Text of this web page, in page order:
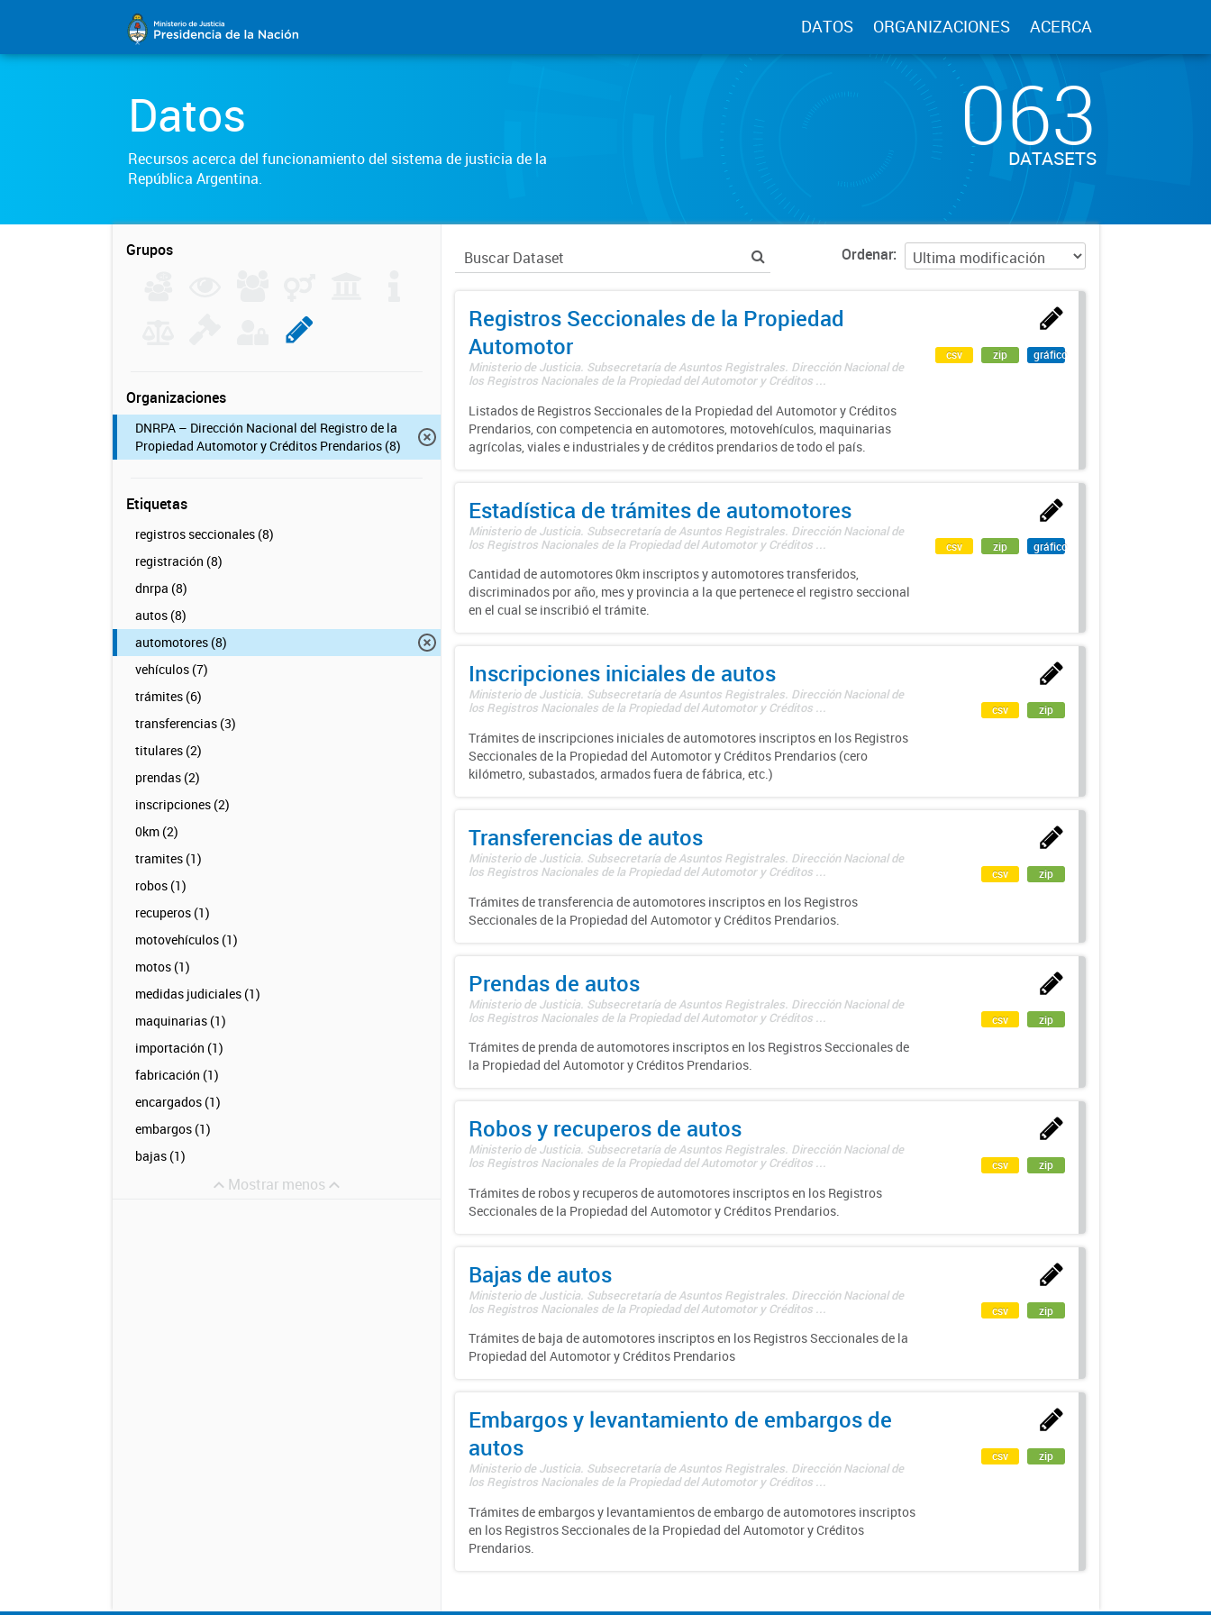
DATOS ORGANIZACIONES ACERCA
Datos
Recursos acerca del funcionamiento del sistema de justicia de la
República Argentina.
063
DATASETS
Grupos
Organizaciones
DNRPA – Dirección Nacional del Registro de la
Propiedad Automotor y Créditos Prendarios (8)
Etiquetas
registros seccionales (8)
registración (8)
dnrpa (8)
autos (8)
automotores (8)
vehículos (7)
trámites (6)
transferencias (3)
titulares (2)
prendas (2)
inscripciones (2)
0km (2)
tramites (1)
robos (1)
recuperos (1)
motovehículos (1)
motos (1)
medidas judiciales (1)
maquinarias (1)
importación (1)
fabricación (1)
encargados (1)
embargos (1)
bajas (1)
Mostrar menos
Ordenar
Registros Seccionales de la Propiedad
Automotor
Ministerio de Justicia. Subsecretaría de Asuntos Registrales. Dirección Nacional de
los Registros Nacionales de la Propiedad del Automotor y Créditos ...
Listados de Registros Seccionales de la Propiedad del Automotor y Créditos
Prendarios, con competencia en automotores, motovehículos, maquinarias
agrícolas, viales e industriales y de créditos prendarios de todo el país.
csv zip gráfico
Estadística de trámites de automotores
Ministerio de Justicia. Subsecretaría de Asuntos Registrales. Dirección Nacional de
los Registros Nacionales de la Propiedad del Automotor y Créditos ...
Cantidad de automotores 0km inscriptos y automotores transferidos,
discriminados por año, mes y provincia a la que pertenece el registro seccional
en el cual se inscribió el trámite.
csv zip gráfico
Inscripciones iniciales de autos
Ministerio de Justicia. Subsecretaría de Asuntos Registrales. Dirección Nacional de
los Registros Nacionales de la Propiedad del Automotor y Créditos ...
Trámites de inscripciones iniciales de automotores inscriptos en los Registros
Seccionales de la Propiedad del Automotor y Créditos Prendarios (cero
kilómetro, subastados, armados fuera de fábrica, etc.)
csv zip
Transferencias de autos
Ministerio de Justicia. Subsecretaría de Asuntos Registrales. Dirección Nacional de
los Registros Nacionales de la Propiedad del Automotor y Créditos ...
Trámites de transferencia de automotores inscriptos en los Registros
Seccionales de la Propiedad del Automotor y Créditos Prendarios.
csv zip
Prendas de autos
Ministerio de Justicia. Subsecretaría de Asuntos Registrales. Dirección Nacional de
los Registros Nacionales de la Propiedad del Automotor y Créditos ...
Trámites de prenda de automotores inscriptos en los Registros Seccionales de
la Propiedad del Automotor y Créditos Prendarios.
csv zip
Robos y recuperos de autos
Ministerio de Justicia. Subsecretaría de Asuntos Registrales. Dirección Nacional de
los Registros Nacionales de la Propiedad del Automotor y Créditos ...
Trámites de robos y recuperos de automotores inscriptos en los Registros
Seccionales de la Propiedad del Automotor y Créditos Prendarios.
csv zip
Bajas de autos
Ministerio de Justicia. Subsecretaría de Asuntos Registrales. Dirección Nacional de
los Registros Nacionales de la Propiedad del Automotor y Créditos ...
Trámites de baja de automotores inscriptos en los Registros Seccionales de la
Propiedad del Automotor y Créditos Prendarios
csv zip
Embargos y levantamiento de embargos de
autos
Ministerio de Justicia. Subsecretaría de Asuntos Registrales. Dirección Nacional de
los Registros Nacionales de la Propiedad del Automotor y Créditos ...
Trámites de embargos y levantamientos de embargo de automotores inscriptos
en los Registros Seccionales de la Propiedad del Automotor y Créditos
Prendarios.
csv zip